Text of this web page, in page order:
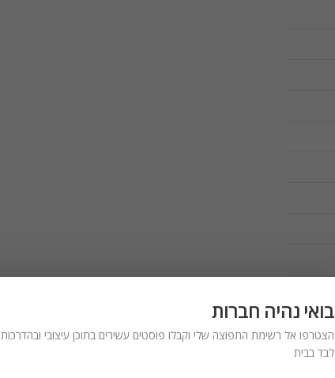
בואי נהיה חברות
הצטרפו אל רשימת התפוצה שלי וקבלו פוסטים עשירים בתוכן עיצובי
לבד בבית